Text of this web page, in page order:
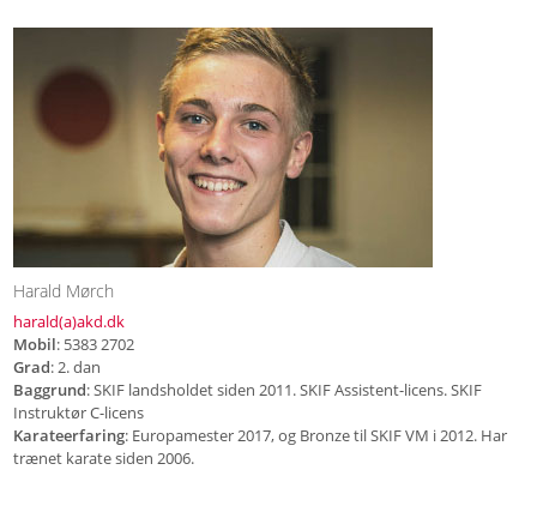
Harald Mørch
harald(a)akd.dk
Mobil: 5383 2702
Grad: 2. dan
Baggrund: SKIF landsholdet siden 2011. SKIF Assistent-licens. SKIF
Instruktør C-licens
Karateerfaring: Europamester 2017, og Bronze til SKIF VM i 2012. Har
trænet karate siden 2006.